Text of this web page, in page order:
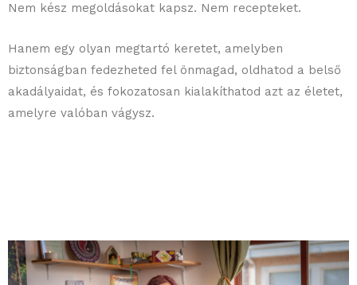
Nem kész megoldásokat kapsz. Nem recepteket.
Hanem egy olyan megtartó keretet, amelyben
biztonságban fedezheted fel önmagad, oldhatod a belső
akadályaidat, és fokozatosan kialakíthatod azt az életet,
amelyre valóban vágysz.